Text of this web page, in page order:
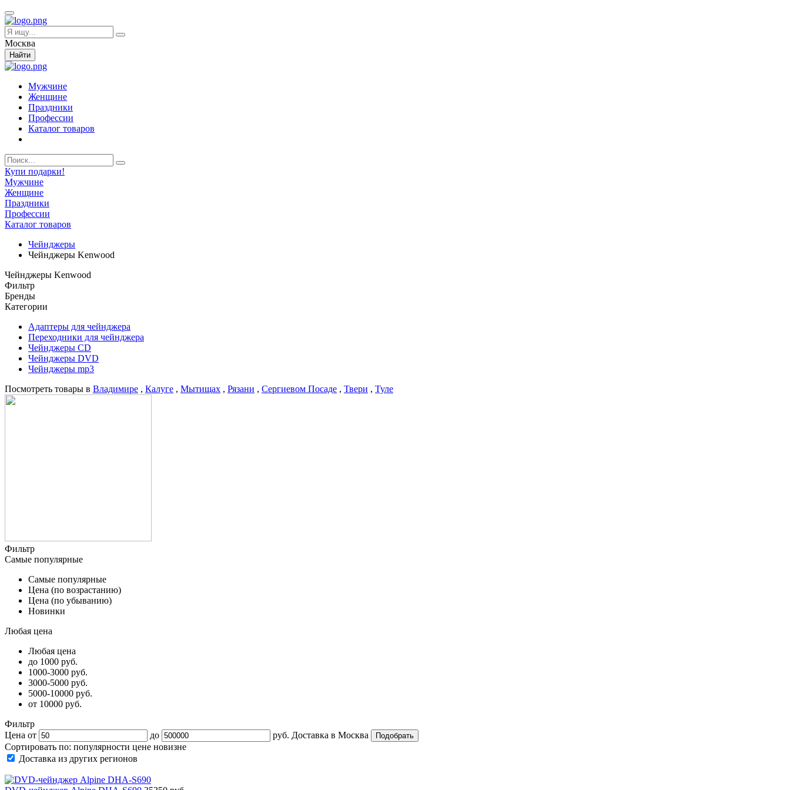
Москва
Найти
Мужчине
Женщине
Праздники
Профессии
Каталог товаров
Купи подарки!
Мужчине
Женщине
Праздники
Профессии
Каталог товаров
Чейнджеры
Чейнджеры Kenwood
Чейнджеры Kenwood
Фильтр
Бренды
Категории
Адаптеры для чейнджера
Переходники для чейнджера
Чейнджеры CD
Чейнджеры DVD
Чейнджеры mp3
Посмотреть товары в Владимире , Калуге , Мытищах , Рязани , Сергиевом Посаде , Твери , Туле
Фильтр
Самые популярные
Самые популярные
Цена (по возрастанию)
Цена (по убыванию)
Новинки
Любая цена
Любая цена
до 1000 руб.
1000-3000 руб.
3000-5000 руб.
5000-10000 руб.
от 10000 руб.
Фильтр
Цена от
до руб. Доставка в Москва
Сортировать по: популярности цене новизне
Доставка из других регионов